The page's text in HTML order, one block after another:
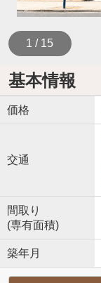
1 / 15
基本情報
価格
交通
間取り
(専有面積)
築年月